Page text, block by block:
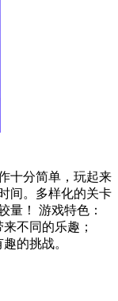
十分简单，玩起来
间。多样化的关卡
量！ 游戏特色：
不同的乐趣；
的挑战。